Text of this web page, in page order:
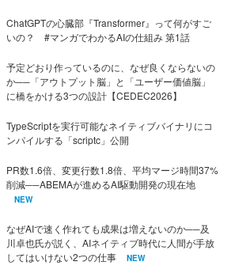
ChatGPTの心臓部『Transformer』って何がすご
いの？ #マンガでわかるAIの仕組み 第1話
予定どおり作っているのに、なぜ良くならないの
か──「アウトプット脳」と「ユーザー価値脳」
に橋をかける3つの設計【CEDEC2026】
TypeScriptを実行可能なネイティブバイナリにコ
ンパイルする「scriptc」公開
PR数1.6倍、変更行数1.8倍、平均マージ時間37%
削減──ABEMAが進めるAI駆動開発の現在地
NEW
なぜAIで速く作れても成果は増えないのか──及
川卓也氏が説く、AIネイティブ時代に人間が手放
してはいけない2つの仕事
NEW